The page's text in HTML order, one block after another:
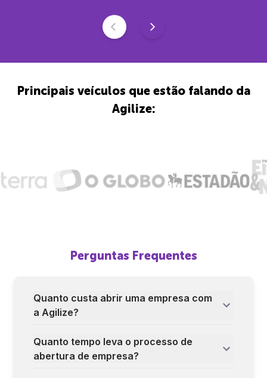
Principais veículos que estão falando da
Agilize:
Perguntas Frequentes
Quanto custa abrir uma empresa com
a Agilize?
Quanto tempo leva o processo de
abertura de empresa?